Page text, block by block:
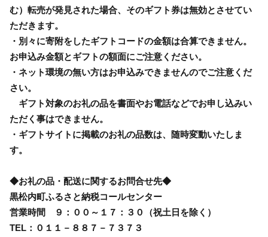
む）転売が発見された場合、そのギフト券は無効とさせてい
ただきます。
・別々に寄附をしたギフトコードの金額は合算できません。
お申込み金額とギフトの額面にご注意ください。
・ネット環境の無い方はお申込みできませんのでご注意くだ
さい。
ギフト対象のお礼の品を書面やお電話などでお申し込みい
ただく事はできません。
・ギフトサイトに掲載のお礼の品数は、随時変動いたしま
す。
◆お礼の品・配送に関するお問合せ先◆
黒松内町ふるさと納税コールセンター
営業時間 ９：００～１７：３０（祝土日を除く）
TEL：０１１－８８７－７３７３